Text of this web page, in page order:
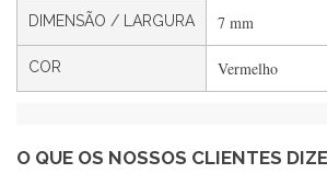
DIMENSÃO / LARGURA 7 mm
COR Vermelho
O QUE OS NOSSOS CLIENTES
estrelas